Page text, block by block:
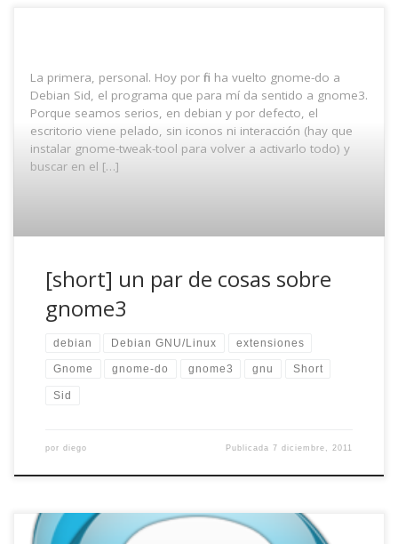
La primera, personal. Hoy por fin ha vuelto gnome-do a
Debian Sid, el programa que para mí da sentido a gnome3.
Porque seamos serios, en debian y por defecto, el
escritorio viene pelado, sin iconos ni interacción (hay que
instalar gnome-tweak-tool para volver a activarlo todo) y
buscar en el […]
[short] un par de cosas sobre
gnome3
debian Debian GNU/Linux extensiones
Gnome gnome-do gnome3 gnu Short
Sid
por diego Publicada7 diciembre, 2011